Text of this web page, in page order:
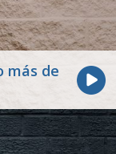
más de